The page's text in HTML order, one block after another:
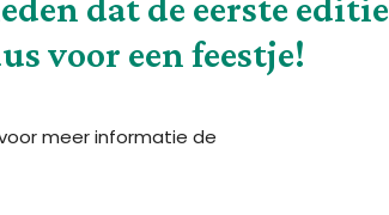
voor een feestje!
meer informatie de